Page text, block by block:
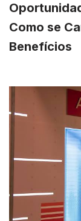
Como se
Benefícios